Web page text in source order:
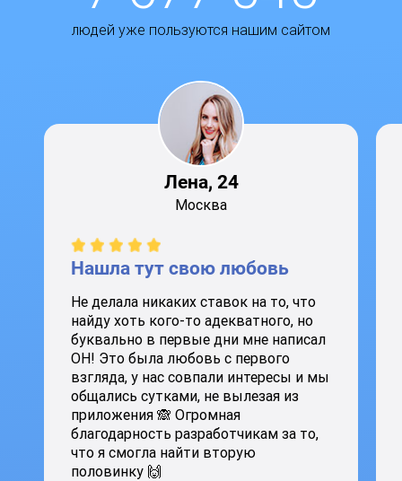
людей уже пользуются нашим сайтом
Лена, 24
Москва
Нашла тут свою любовь
Не делала никаких ставок на то, что
найду хоть кого-то адекватного, но
буквально в первые дни мне написал
ОН! Это была любовь с первого
взгляда, у нас совпали интересы и мы
общались сутками, не вылезая из
приложения 🙈 Огромная
благодарность разработчикам за то,
что я смогла найти вторую
половинку 🙌